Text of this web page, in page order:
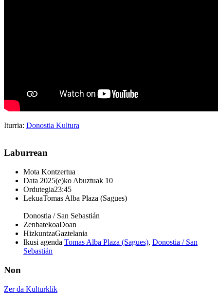
Iturria: Donostia Kultura
Laburrean
Mota Kontzertua
Data 2025(e)ko Abuztuak 10
Ordutegia23:45
LekuaTomas Alba Plaza (Sagues)
Donostia / San Sebastián
ZenbatekoaDoan
HizkuntzaGaztelania
Ikusi agenda Tomas Alba Plaza (Sagues), Donostia / San
Sebastián
Non
Zer da Kulturklik